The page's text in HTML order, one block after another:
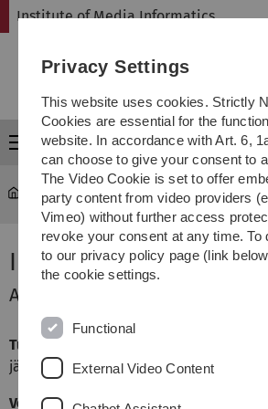
Skip
Skip
Skip
Skip
Institute of Media Informatics
Menu
MI ... Lecture Course Principles of
Interactive Visual
Allgemeine Informationen
Turnus
jährlich, jeweils zum Wintersemester
Voraussetzungen
Privacy Settings
This website uses cookies. Strictly
Cookies are essential for the
website. In accordance with Art. 6,
can choose to give your consent to
The Video Cookie is set to offer
party content from video providers
Vimeo) without further access
revoke your consent at any time. To
to our privacy policy page (link
the cookie settings.
Functional
External Video Content